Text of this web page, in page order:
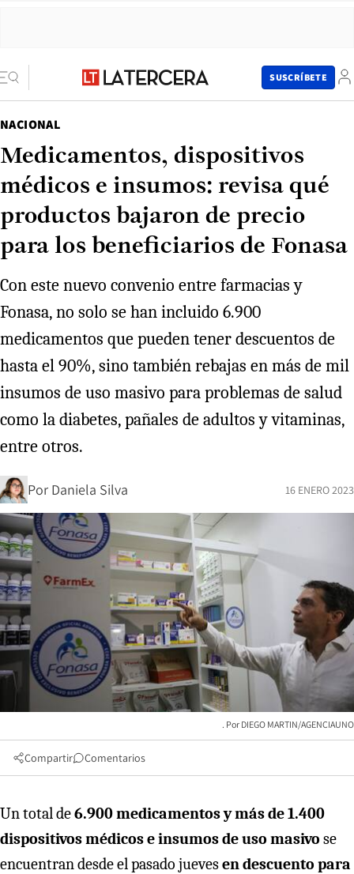
SUSCRÍBETE
NACIONAL
Medicamentos, dispositivos
médicos e insumos: revisa qué
productos bajaron de precio
para los beneficiarios de Fonasa
Con este nuevo convenio entre farmacias y
Fonasa, no solo se han incluido 6.900
medicamentos que pueden tener descuentos de
hasta el 90%, sino también rebajas en más de mil
insumos de uso masivo para problemas de salud
como la diabetes, pañales de adultos y vitaminas,
entre otros.
Por Daniela Silva 16 ENERO 2023
DIEGO MARTIN/AGENCIAUNO
Compartir Comentarios
Un total de6.900 medicamentos y más de 1.400
dispositivos médicos e insumos de uso masivo se
encuentran desde el pasado juevesen descuento para